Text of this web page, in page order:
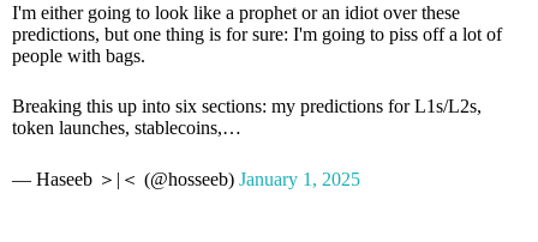
I'm either going to look like a prophet or an idiot over these
predictions, but one thing is for sure: I'm going to piss off a lot of
people with bags.
Breaking this up into six sections: my predictions for L1s/L2s,
token launches, stablecoins,…
— Haseeb ＞|＜ (@hosseeb) January 1, 2025